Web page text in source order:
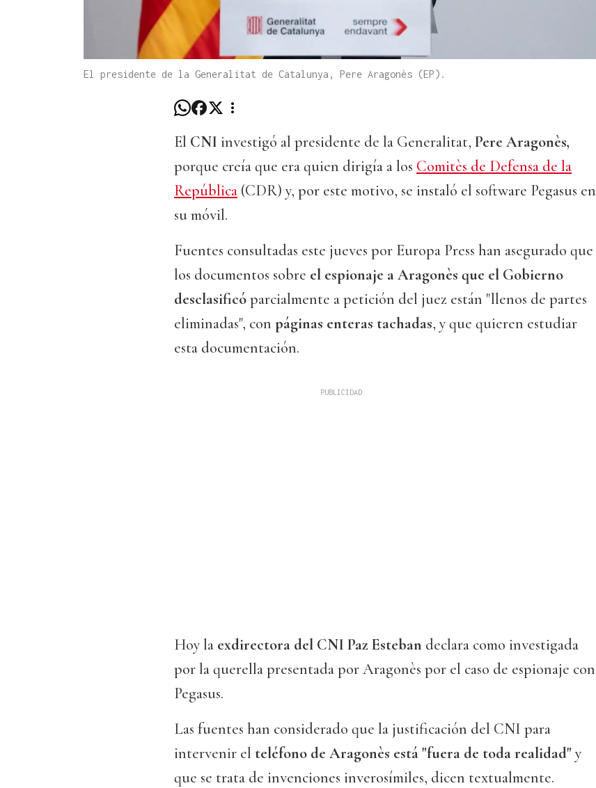
El presidente de la Generalitat de Catalunya, Pere Aragonès (EP).
El CNI investigó al presidente de la Generalitat, Pere Aragonès,
porque creía que era quien dirigía a los Comitès de Defensa de la
República (CDR) y, por este motivo, se instaló el software Pegasus en
su móvil.
Fuentes consultadas este jueves por Europa Press han asegurado que
los documentos sobre el espionaje a Aragonès que el Gobierno
desclasificóparcialmente a petición del juez están "llenos de partes
eliminadas", con páginas enteras tachadas, y que quieren estudiar
esta documentación.
Hoy la exdirectora del CNI Paz Esteban declara como investigada
por la querella presentada por Aragonès por el caso de espionaje con
Pegasus.
Las fuentes han considerado que la justificación del CNI para
intervenir el teléfono de Aragonès está "fuera de toda realidad"y
que se trata de invenciones inverosímiles, dicen textualmente.